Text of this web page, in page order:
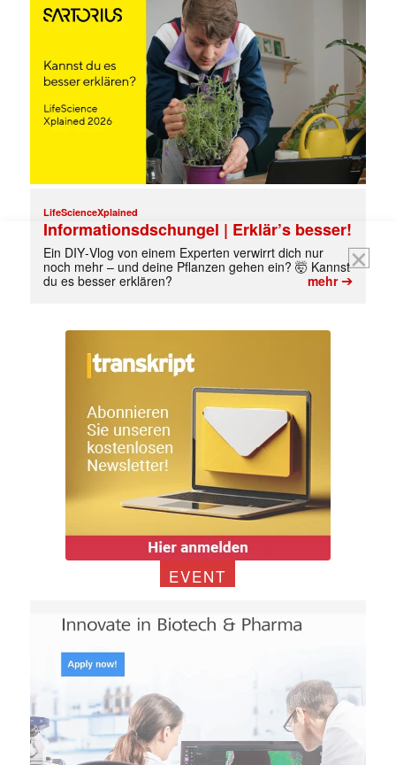
(erforderlich)
LifeScienceXplained
Informationsdschungel | Erklär’s besser!
Ein DIY‑Vlog von einem Experten verwirrt dich nur
noch mehr – und deine Pflanzen gehen ein? 🤯 Kannst
du es besser erklären?
mehr➔
EVENT